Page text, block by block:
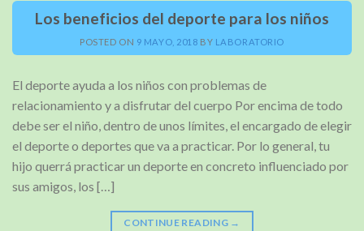
Los beneficios del deporte para los niños
POSTED ON 9 MAYO, 2018 BY LABORATORIO
El deporte ayuda a los niños con problemas de
relacionamiento y a disfrutar del cuerpo Por encima de todo
debe ser el niño, dentro de unos límites, el encargado de elegir
el deporte o deportes que va a practicar. Por lo general, tu
hijo querrá practicar un deporte en concreto influenciado por
sus amigos, los […]
CONTINUE READING →